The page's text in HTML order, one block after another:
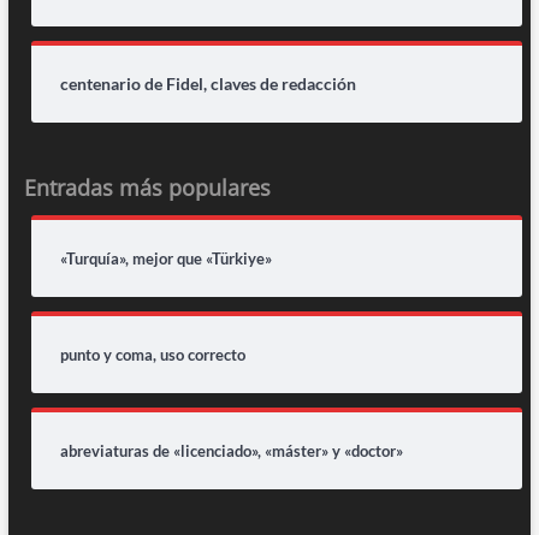
centenario de Fidel, claves de redacción
Entradas más populares
«Turquía», mejor que «Türkiye»
punto y coma, uso correcto
abreviaturas de «licenciado», «máster» y «doctor»